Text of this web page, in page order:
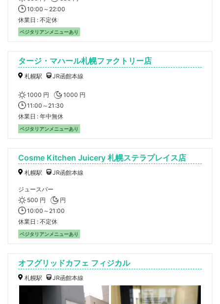
10:00～22:00
休業日
不定休
ベジタリアンメニューあり
タージ・マハール札幌ファクトリー店
札幌駅 JR函館本線
1000 円
1000 円
11:00～21:30
休業日
年中無休
ベジタリアンメニューあり
Cosme Kitchen Juicery 札幌ステラプレイス店
札幌駅 JR函館本線
ジュースバー
500 円
円
10:00～21:00
休業日
不定休
ベジタリアンメニューあり
オフグリッドカフェ フィジカル
札幌駅 JR函館本線